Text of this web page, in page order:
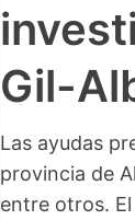
Gil-
Las ayudas
provincia de
entre otros.